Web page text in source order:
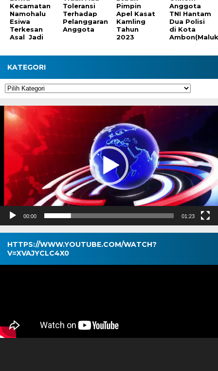
Kecamatan
Namohalu
Esiwa
Terkesan
Asal Jadi
Toleransi
Terhadap
Pelanggaran
Anggota
Pimpin
Apel Kasat
Kamling
Tahun
2023
Anggota
TNI Hantam
Dua Polisi
di Kota
KATEGORI
Kategori
Pemutar
Video
00:00 01:23
HTTPS://WWW.YOUTUBE.COM/WATCH?
V=XVAJYCLC4X0
Pemutar